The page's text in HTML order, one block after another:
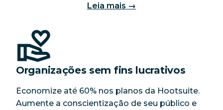
Leia mais →
Organizações sem fins lucrativos
Economize até 60% nos planos da Hootsuite.
Aumente a conscientização de seu público e